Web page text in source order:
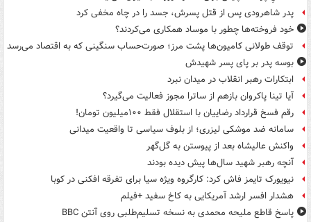
پدر شاهرودی پس از قتل پسرش، جسد را در چاه مخفی کرد
خود فروخته‌ها چطور با موساد همکاری می‌کردند؟
توقف طولانی کامیون‌ها پشت مرز؛ صورت‌حساب سنگینی که به اقتصاد می‌رسد
بوسه‌ پدر بر پای پسر شهیدش
ابتکارات رهبر انقلاب در میدان نبرد
آیا تینا پاکروان بازهم از ساترا مجوز فعالیت می‌گیرد؟
رقم فسخ قرارداد رضاییان با استقلال فقط ۱۰۰میلیون تومان!
سامانه ضد موشکی لیزری؛ از بلوف سیاسی تا واقعیت میدانی
واکنش عالیشاه بعد از پیوستن به گل‌گهر
آنچه رهبر شهید سال‌ها پیش دیده بودند
نیویورک تایمز فاش کرد: کارگروه ویژه سیا برای تفرقه افکنی در کوبا
هشدار افسر ارشد آمریکایی به کاخ سفید +فیلم
پاسخ قاطع ملیحه محمدی به نسخه تسلیم‌طلبی روی آنتن BBC